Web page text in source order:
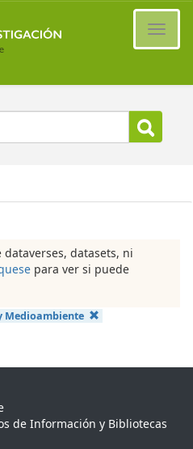
datasets, ni
para ver si puede
Medioambiente
de Información y Bibliotecas